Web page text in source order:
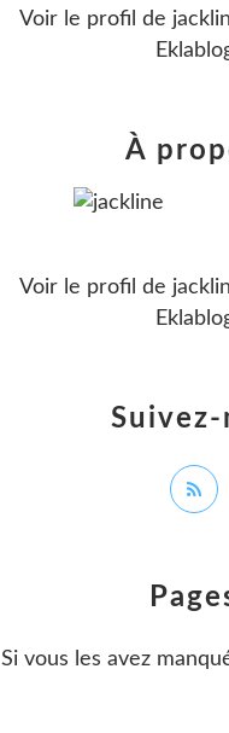
Si vous les avez
Voir le profil de
Suivez-
À
Voir le profil de